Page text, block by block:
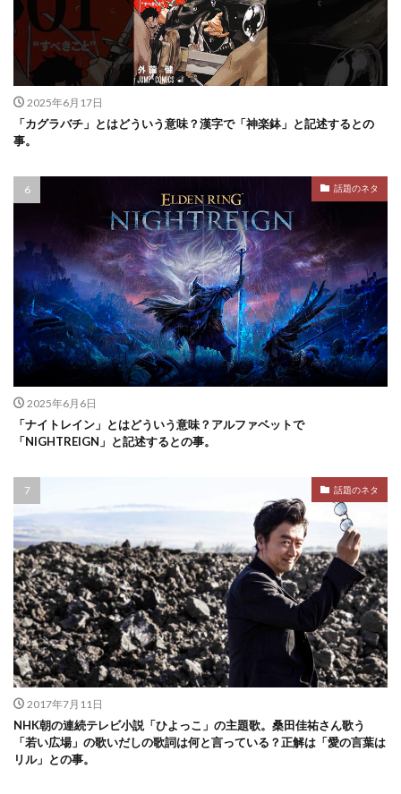
2025年6月17日
「カグラバチ」とはどういう意味？漢字で「神楽鉢」と記述するとの
事。
話題のネタ
2025年6月6日
「ナイトレイン」とはどういう意味？アルファベットで
「NIGHTREIGN」と記述するとの事。
話題のネタ
2017年7月11日
NHK朝の連続テレビ小説「ひよっこ」の主題歌。桑田佳祐さん歌う
「若い広場」の歌いだしの歌詞は何と言っている？正解は「愛の言葉は
リル」との事。